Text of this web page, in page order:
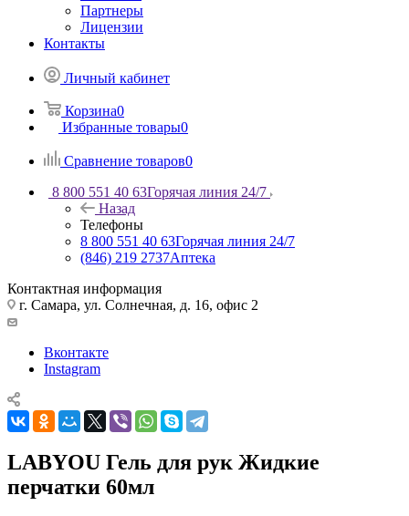
Партнеры
Лицензии
Контакты
Личный кабинет
Корзина0
Избранные товары0
Сравнение товаров0
8 800 551 40 63Горячая линия 24/7
Назад
Телефоны
8 800 551 40 63Горячая линия 24/7
(846) 219 2737Аптека
Контактная информация
г. Самара, ул. Солнечная, д. 16, офис 2
Вконтакте
Instagram
LABYOU Гель для рук Жидкие
перчатки 60мл